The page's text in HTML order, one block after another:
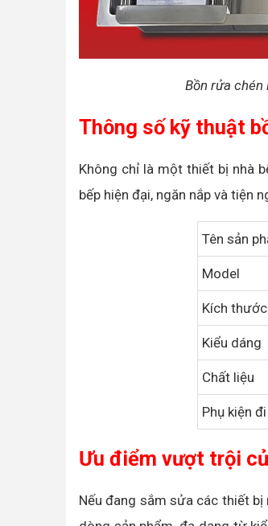
Bồn rửa chén
Thông số kỹ thuật
Không chỉ là một thiết bị nhà
bếp hiện đại, ngăn nắp và tiện
Tên sản
Model
Kích thước
Kiểu dáng
Chất liệu
Phụ kiện
Ưu điểm vượt trội
Nếu đang sắm sửa các thiết bị